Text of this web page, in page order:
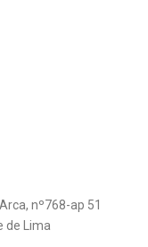
nº768-ap 51
de Lima